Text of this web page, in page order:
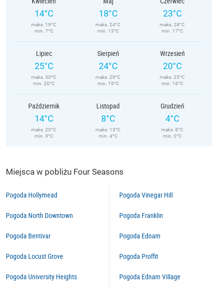
14°C
maks. 19°C
min. 7°C
18°C
maks. 24°C
min. 13°C
23°C
maks. 28°C
min. 17°C
Lipiec
25°C
maks. 30°C
min. 20°C
Sierpień
24°C
maks. 29°C
min. 19°C
Wrzesień
20°C
maks. 25°C
min. 16°C
Październik
14°C
maks. 20°C
min. 9°C
Listopad
8°C
maks. 13°C
min. 4°C
Grudzień
4°C
maks. 8°C
min. 0°C
Miejsca w pobliżu Four Seasons
Pogoda Hollymead
Pogoda North Downtown
Pogoda Bentivar
Pogoda Locust Grove
Pogoda University Heights
Pogoda Vinegar Hill
Pogoda Franklin
Pogoda Ednam
Pogoda Proffit
Pogoda Ednam Village